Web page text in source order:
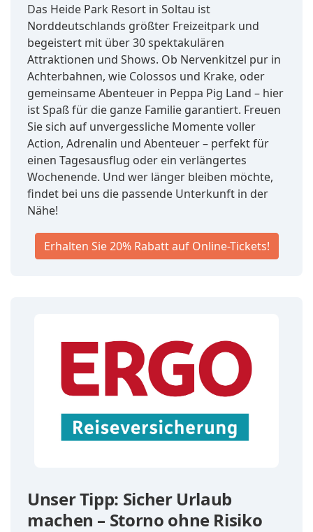
Das Heide Park Resort in Soltau ist
Norddeutschlands größter Freizeitpark und
begeistert mit über 30 spektakulären
Attraktionen und Shows. Ob Nervenkitzel pur in
Achterbahnen, wie Colossos und Krake, oder
gemeinsame Abenteuer in Peppa Pig Land – hier
ist Spaß für die ganze Familie garantiert. Freuen
Sie sich auf unvergessliche Momente voller
Action, Adrenalin und Abenteuer – perfekt für
einen Tagesausflug oder ein verlängertes
Wochenende. Und wer länger bleiben möchte,
findet bei uns die passende Unterkunft in der
Nähe!
Erhalten Sie 20% Rabatt auf Online-Tickets!
Unser Tipp: Sicher Urlaub
machen – Storno ohne Risiko